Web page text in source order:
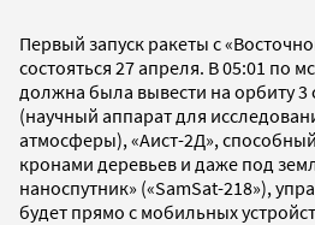
Первый запуск ракеты с
состояться 27 апреля. В 05:01 по
должна была вывести на орбиту 3
(научный аппарат для
атмосферы), «Аист-2Д»,
кронами деревьев и даже под
наноспутник» («SamSat-218»),
будет прямо с мобильных